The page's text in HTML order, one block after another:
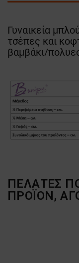
Γυναικεία
τσέπες και
βαμβάκι/
ΠΕΛΆΤΕΣ
ΠΡΟΪΌΝ,